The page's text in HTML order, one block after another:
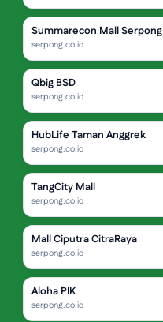
Summarecon Mall Serpong
serpong.co.id
Qbig BSD
serpong.co.id
HubLife Taman Anggrek
serpong.co.id
TangCity Mall
serpong.co.id
Mall Ciputra CitraRaya
serpong.co.id
Aloha PIK
serpong.co.id